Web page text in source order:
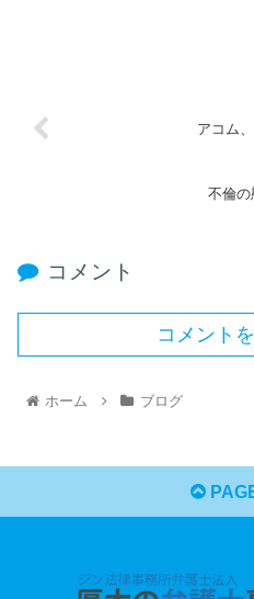
アコム
不倫
コメント
コメント
ホーム ブログ